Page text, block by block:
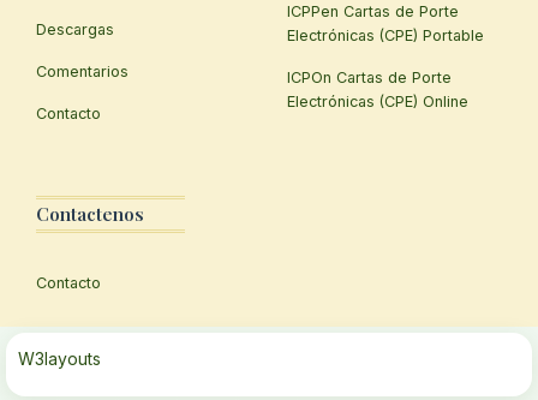
Descargas
Comentarios
Contacto
ICPPen Cartas de Porte
Electrónicas (CPE) Portable
ICPOn Cartas de Porte
Electrónicas (CPE) Online
Contactenos
Contacto
W3layouts